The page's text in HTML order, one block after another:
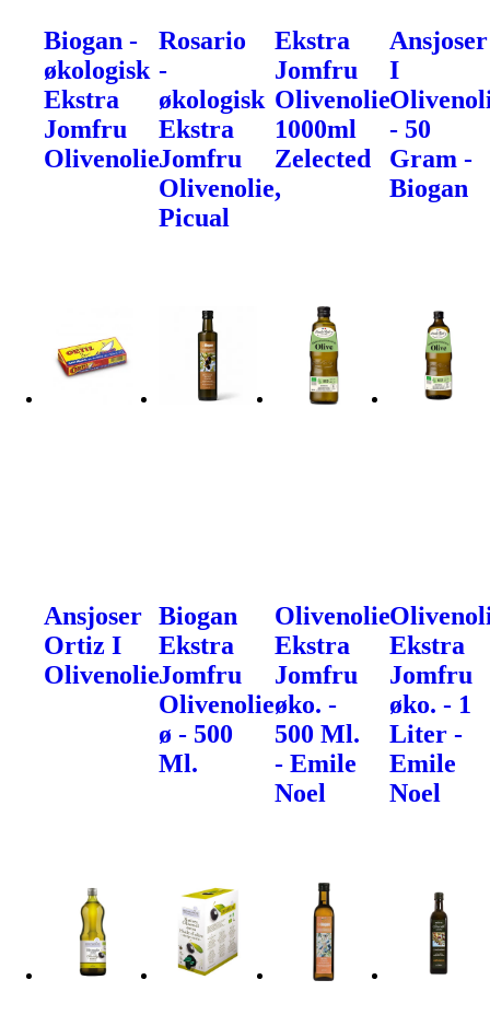
Biogan -
økologisk
Ekstra
Jomfru
Olivenolie
Rosario
-
økologisk
Ekstra
Jomfru
Olivenolie,
Picual
Ekstra
Jomfru
Olivenolie
1000ml
Zelected
Ansjoser
I
- 50
Gram -
Biogan
Ansjoser
Ortiz I
Olivenolie
Biogan
Ekstra
Jomfru
Olivenolie
ø - 500
Ml.
Olivenolie
Ekstra
Jomfru
øko. -
500 Ml.
- Emile
Noel
Ekstra
Jomfru
øko. - 1
Liter -
Emile
Noel